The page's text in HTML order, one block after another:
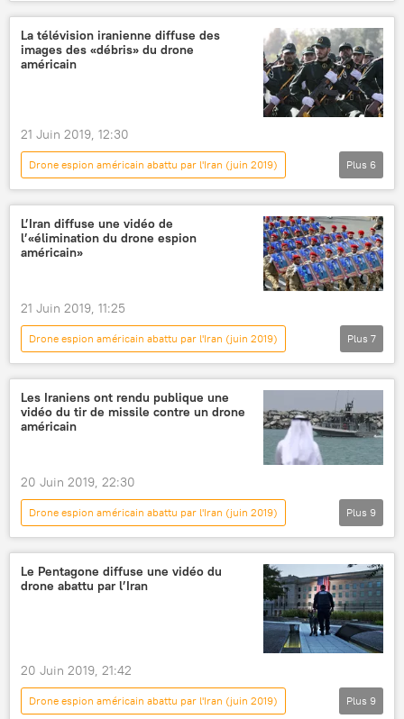
International
Actualités
Donald Trump
Iran États-Unis
La télévision iranienne diffuse des
images des «débris» du drone
américain
21 Juin 2019, 12:30
Drone espion américain abattu par l'Iran (juin 2019)
International
Actualités
Iran
drone
États-Unis
Corps des Gardiens de la révolution islamique (CGRI)
Plus 6
L’Iran diffuse une vidéo de
l’«élimination du drone espion
américain»
21 Juin 2019, 11:25
Drone espion américain abattu par l'Iran (juin 2019)
International
Actualités
Iran
États-Unis
drone
Corps des Gardiens de la révolution islamique (CGRI)
Plus 7
Les Iraniens ont rendu publique une
vidéo du tir de missile contre un drone
américain
20 Juin 2019, 22:30
Drone espion américain abattu par l'Iran (juin 2019)
International
Actualités
drone
États-Unis
vidéo
tir
politique
Donald Trump
Plus 9
Le Pentagone diffuse une vidéo du
drone abattu par l’Iran
20 Juin 2019, 21:42
Drone espion américain abattu par l'Iran (juin 2019)
Plus 9